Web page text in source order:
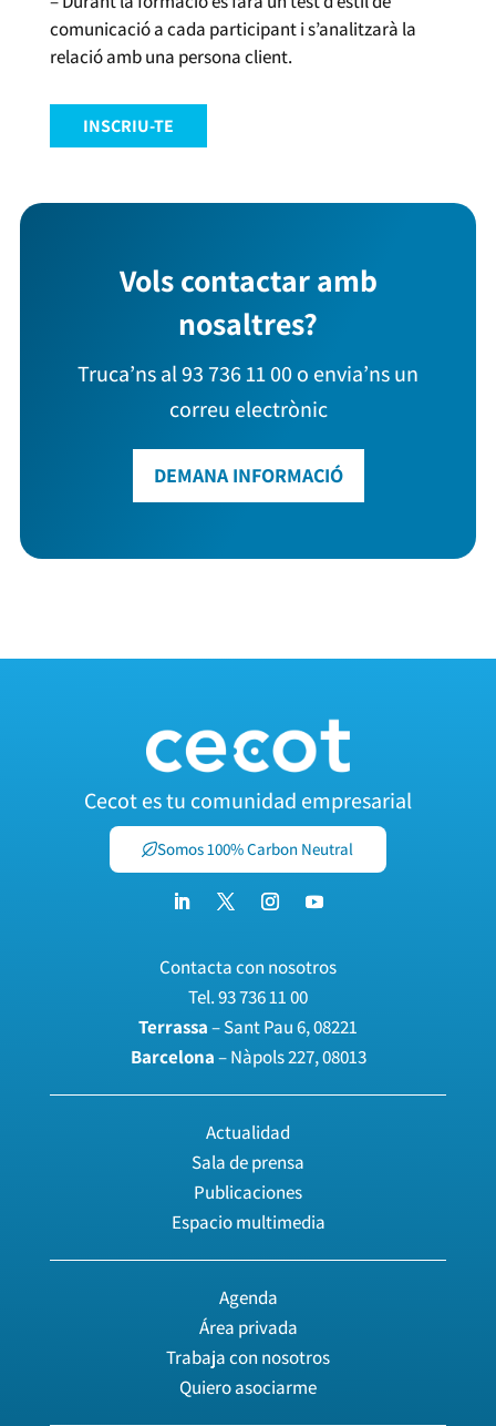
comunicació a cada participant i s’analitzarà la
relació amb una persona client.
INSCRIU-TE
Vols contactar amb
nosaltres?
Truca’ns al 93 736 11 00 o envia’ns un
correu electrònic
DEMANA INFORMACIÓ
Cecot es tu comunidad empresarial
Somos 100% Carbon Neutral
Contacta con nosotros
Tel.93 736 11 00
Terrassa– Sant Pau 6, 08221
Barcelona– Nàpols 227, 08013
Actualidad
Sala de prensa
Publicaciones
Espacio multimedia
Agenda
Área privada
Trabaja con nosotros
Quiero asociarme